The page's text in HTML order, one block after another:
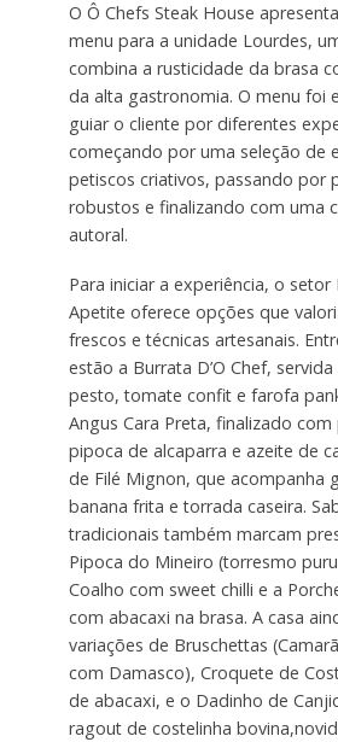
O Ô Chefs Steak House
menu para a unidade Lourdes,
combina a rusticidade da brasa
da alta gastronomia. O menu foi
guiar o cliente por diferentes
começando por uma seleção de
petiscos criativos, passando por
robustos e finalizando com uma
autoral.
Para iniciar a experiência, o setor
Apetite oferece opções que
frescos e técnicas artesanais.
estão a Burrata D’O Chef,
pesto, tomate confit e farofa
Angus Cara Preta, finalizado
pipoca de alcaparra e azeite de
de Filé Mignon, que acompanha
banana frita e torrada caseira.
tradicionais também marcam
Pipoca do Mineiro (torresmo
Coalho com sweet chilli e a
com abacaxi na brasa. A casa
variações de Bruschettas
com Damasco), Croquete de
de abacaxi, e o Dadinho de
ragout de costelinha